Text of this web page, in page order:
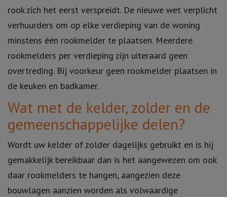
rook zich het eerst verspreidt. De nieuwe wet verplicht
verhuurders om op elke verdieping van de woning
minstens één rookmelder te plaatsen. Meerdere
rookmelders per verdieping zijn uiteraard geen
overtreding. Bij voorkeur geen rookmelder plaatsen in
de keuken en badkamer.
Wat met de kelder, zolder en de
gemeenschappelijke delen?
Wordt uw kelder of zolder dagelijks gebruikt en is hij
gemakkelijk bereikbaar dan is het aangewezen om ook
daar rookmelders te hangen, aangezien deze
bouwlagen aanzien worden als volwaardige